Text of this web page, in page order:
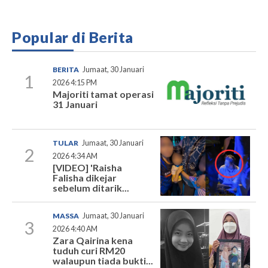
Popular di Berita
1
BERITA Jumaat, 30 Januari
2026 4:15 PM
Majoriti tamat operasi
31 Januari
2
TULAR Jumaat, 30 Januari
2026 4:34 AM
[VIDEO] 'Raisha
Falisha dikejar
sebelum ditarik...
3
MASSA Jumaat, 30 Januari
2026 4:40 AM
Zara Qairina kena
tuduh curi RM20
walaupun tiada bukti...